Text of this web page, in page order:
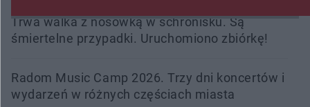
Trwa walka z nosówką w schronisku. Są
śmiertelne przypadki. Uruchomiono zbiórkę!
Radom Music Camp 2026. Trzy dni koncertów i
wydarzeń w różnych częściach miasta